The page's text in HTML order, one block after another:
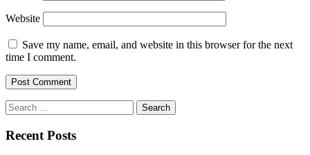
Website
Save my name, email, and website in this browser for the next
time I comment.
Search
for:
Recent Posts